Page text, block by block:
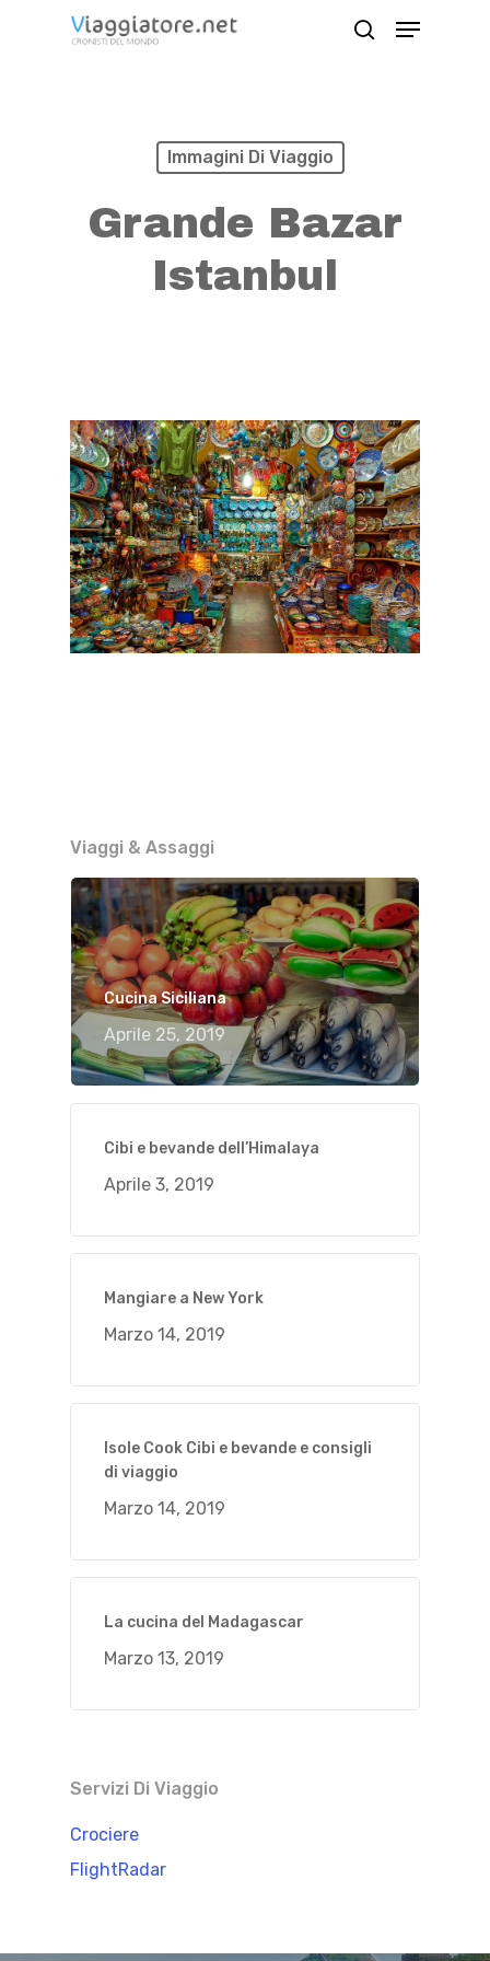
Menu
Immagini Di Viaggio
Grande Bazar
Istanbul
Viaggi & Assaggi
Cucina Siciliana
Aprile 25, 2019
Cibi e bevande dell’Himalaya
Aprile 3, 2019
Mangiare a New York
Marzo 14, 2019
Isole Cook Cibi e bevande e consigli
di viaggio
Marzo 14, 2019
La cucina del Madagascar
Marzo 13, 2019
Servizi Di Viaggio
Crociere
FlightRadar